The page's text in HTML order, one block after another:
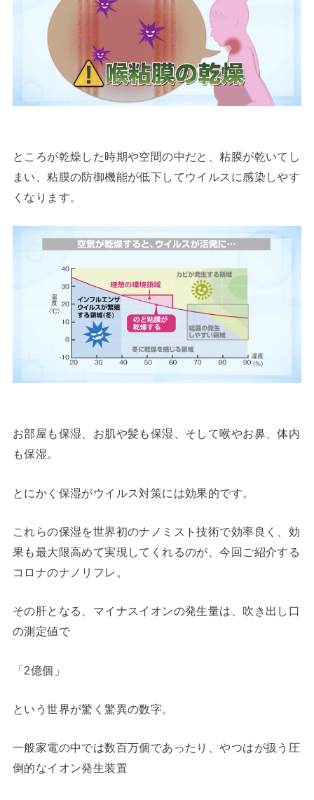
ところが乾燥した時期や空間の中だと、粘膜が乾いてし
まい、粘膜の防御機能が低下してウイルスに感染しやす
くなります。
お部屋も保湿、お肌や髪も保湿、そして喉やお鼻、体内
も保湿。
とにかく保湿がウイルス対策には効果的です。
これらの保湿を世界初のナノミスト技術で効率良く、効
果も最大限高めて実現してくれるのが、今回ご紹介する
コロナのナノリフレ。
その肝となる、マイナスイオンの発生量は、吹き出し口
の測定値で
「2億個」
という世界が驚く驚異の数字。
一般家電の中では数百万個であったり、やつはが扱う圧
倒的なイオン発生装置